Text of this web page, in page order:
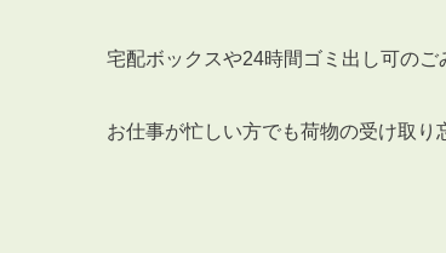
【受付時間】10:00~19:00（定休日：水曜
宅配ボックスや24時間ゴミ出し可のご
お仕事が忙しい方でも荷物の受け取り